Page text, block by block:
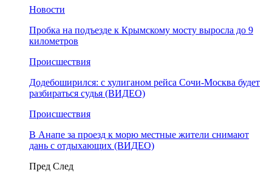
Новости
Пробка на подъезде к Крымскому мосту выросла до 9
километров
Происшествия
Додебоширился: с хулиганом рейса Сочи-Москва будет
разбираться судья (ВИДЕО)
Происшествия
В Анапе за проезд к морю местные жители снимают
дань с отдыхающих (ВИДЕО)
Пред След